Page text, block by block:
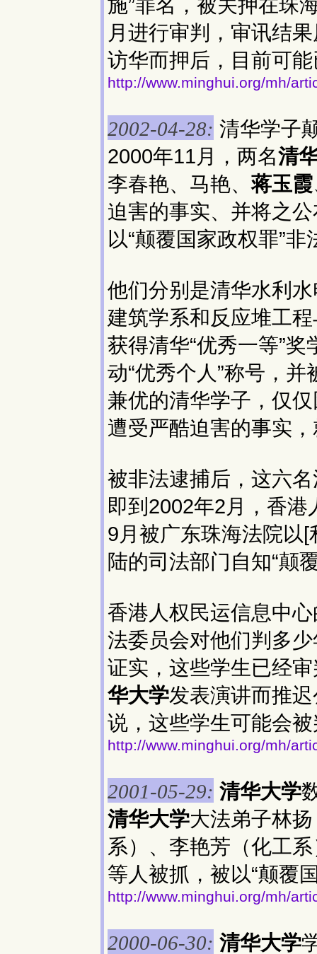
施”罪名，被关押在珠
月进行审判，审讯结
访华而押后，目前可
http://www.minghui.org/mh/
2002-04-28: 清华学子
2000年11月，两名清
李春艳、马艳、蒋玉霞
迫害的事实、并将之
以“颠覆国家政权罪”非
他们分别是清华水利
建筑学系和反应堆工
获得清华“优秀一等”
动“优秀个人”称号，
兼优的清华学子，仅
遭受严酷迫害的事实
被非法逮捕后，这六
即到2002年2月，香
9月被广东珠海法院以
陆的司法部门自知“颠
香港人权民运信息中
法委员会对他们判多
证实，这些学生已经
华大学发表演讲而推
说，这些学生可能会
http://www.minghui.org/mh/
2001-05-29: 清华大学
清华大学大法弟子林
系）、李艳芳（化工
等人被抓，被以“颠覆
http://www.minghui.org/mh/
2000-06-30: 清华大学